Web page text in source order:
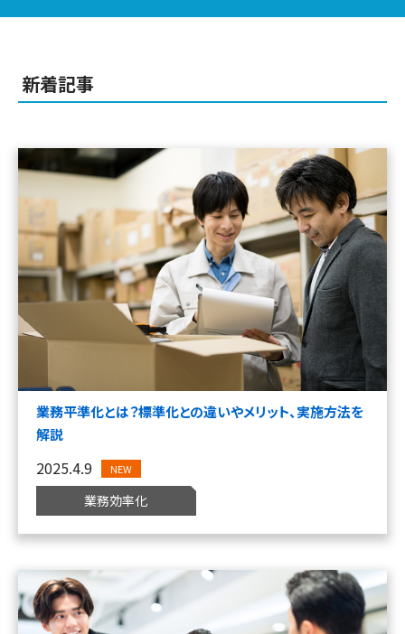
新着記事
業務平準化とは？標準化との違いやメリット、実施方法を
解説
2025.4.9 NEW
業務効率化